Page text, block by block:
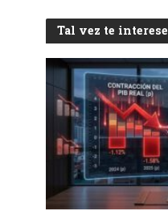
Tal vez te interese